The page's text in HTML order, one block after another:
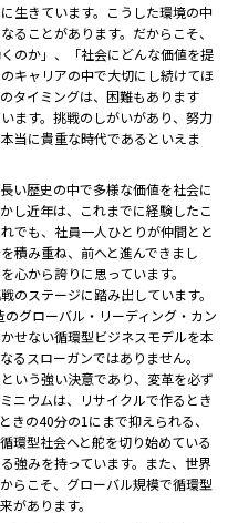
生きています。こうした環境の中
ることがあります。だからこそ、
のか」、「社会にどんな価値を提
キャリアの中で大切にし続けてほ
タイミングは、困難もあります
ます。挑戦のしがいがあり、努力
当に貴重な時代であるといえま
い歴史の中で多様な価値を社会に
し近年は、これまでに経験したこ
でも、社員一人ひとりが仲間とと
積み重ね、前へと進んできまし
心から誇りに思っています。
ステージに踏み出しています。
グローバル・リーディング・カン
せない循環型ビジネスモデルを本
るスローガンではありません。
いう強い決意であり、変革を必ず
ニウムは、リサイクルで作るとき
きの40分の1にまで抑えられる、
環型社会へと舵を切り始めている
強みを持っています。また、世界
らこそ、グローバル規模で循環型
があります。